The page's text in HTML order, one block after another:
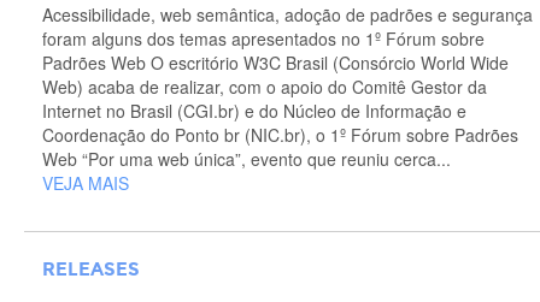
Acessibilidade, web semântica, adoção de padrões e segurança
foram alguns dos temas apresentados no 1º Fórum sobre
Padrões Web O escritório W3C Brasil (Consórcio World Wide
Web) acaba de realizar, com o apoio do Comitê Gestor da
Internet no Brasil (CGI.br) e do Núcleo de Informação e
Coordenação do Ponto br (NIC.br), o 1º Fórum sobre Padrões
Web “Por uma web única”, evento que reuniu cerca...
VEJA MAIS
RELEASES